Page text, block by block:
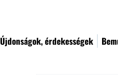
Újdonságok, érdekességek